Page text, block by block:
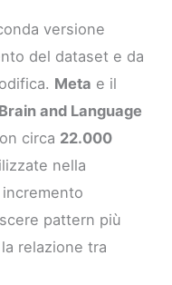
versione
del dataset e da
Meta e il
and Language
circa 22.000
nella
pattern più
relazione tra